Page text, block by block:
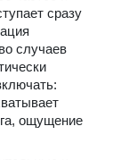
сразу
случаев
ощущение